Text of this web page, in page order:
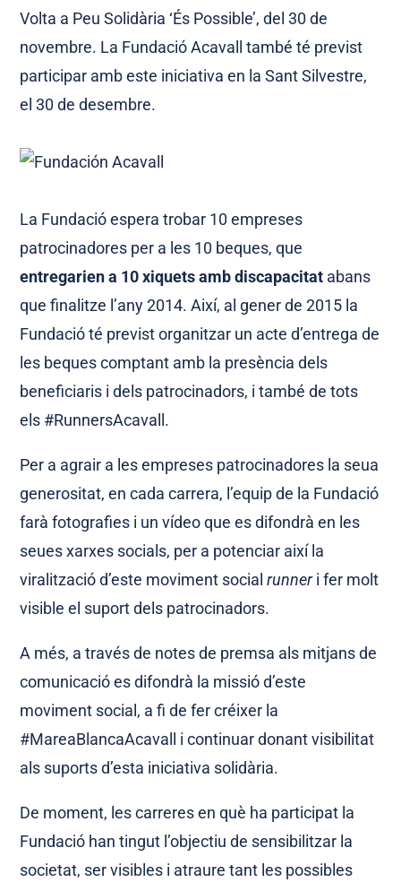
Volta a Peu Solidària ‘És Possible’, del 30 de
novembre. La Fundació Acavall també té previst
participar amb este iniciativa en la Sant Silvestre,
el 30 de desembre.
La Fundació espera trobar 10 empreses
patrocinadores per a les 10 beques, que
entregarien a 10 xiquets amb discapacitat abans
que finalitze l’any 2014. Així, al gener de 2015 la
Fundació té previst organitzar un acte d’entrega de
les beques comptant amb la presència dels
beneficiaris i dels patrocinadors, i també de tots
els #RunnersAcavall.
Per a agrair a les empreses patrocinadores la seua
generositat, en cada carrera, l’equip de la Fundació
farà fotografies i un vídeo que es difondrà en les
seues xarxes socials, per a potenciar així la
viralització d’este moviment socialrunneri fer molt
visible el suport dels patrocinadors.
A més, a través de notes de premsa als mitjans de
comunicació es difondrà la missió d’este
moviment social, a fi de fer créixer la
#MareaBlancaAcavall i continuar donant visibilitat
als suports d’esta iniciativa solidària.
De moment, les carreres en què ha participat la
Fundació han tingut l’objectiu de sensibilitzar la
societat, ser visibles i atraure tant les possibles